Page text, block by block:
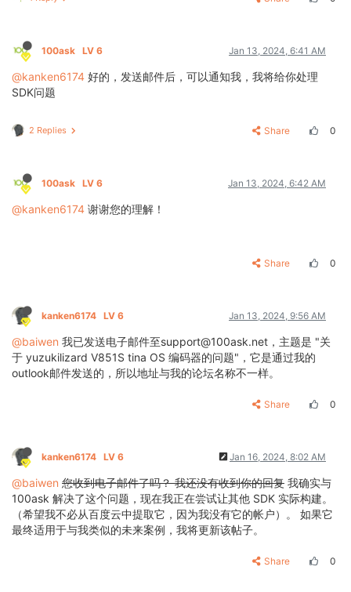
100ask LV 6 Jan 13, 2024, 6:41 AM
@kanken6174 好的，发送邮件后，可以通知我，我将给你处理
SDK问题
2 Replies Share 0
100ask LV 6 Jan 13, 2024, 6:42 AM
@kanken6174 谢谢您的理解！
Share 0
kanken6174 LV 6 Jan 13, 2024, 9:56 AM
@baiwen 我已发送电子邮件至support@100ask.net，主题是 "关
于 yuzukilizard V851S tina OS 编码器的问题"，它是通过我的
outlook邮件发送的，所以地址与我的论坛名称不一样。
Share 0
kanken6174 LV 6 Jan 16, 2024, 8:02 AM
@baiwen 您收到电子邮件了吗？ 我还没有收到你的回复 我确实与
100ask 解决了这个问题，现在我正在尝试让其他 SDK 实际构建。
（希望我不必从百度云中提取它，因为我没有它的帐户）。 如果它
最终适用于与我类似的未来案例，我将更新该帖子。
Share 0